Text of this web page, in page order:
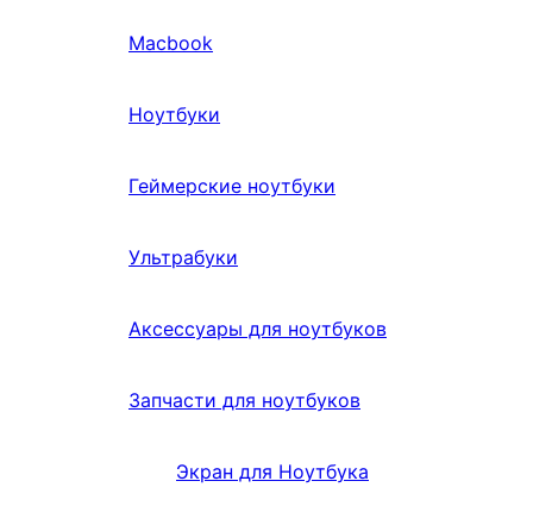
Macbook
Ноутбуки
Геймерские ноутбуки
Ультрабуки
Аксессуары для ноутбуков
Запчасти для ноутбуков
Экран для Ноутбука